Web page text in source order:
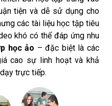
tiện và dễ sử dụng cho
các tài liệu học tập tiêu
khó có thể đáp ứng nhu
học ảo – đặc biệt là các
cao sự linh hoạt và khả
trực tiếp.